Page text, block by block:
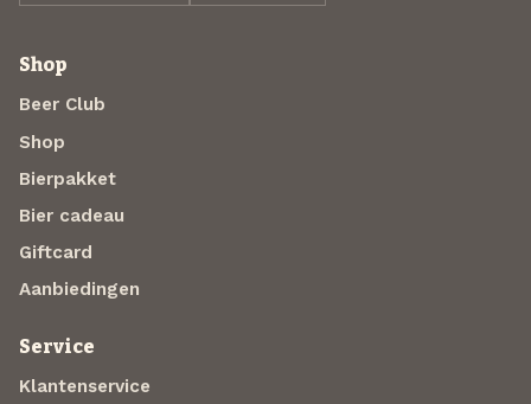
Shop
Beer Club
Shop
Bierpakket
Bier cadeau
Giftcard
Aanbiedingen
Service
Klantenservice